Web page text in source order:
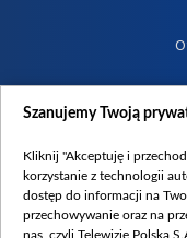
Szanujemy Twoją
Kliknij "Akceptuję i
korzystanie z technologii
dostęp do informacji na
przechowywanie oraz na
nas, czyli Telewizję Polską